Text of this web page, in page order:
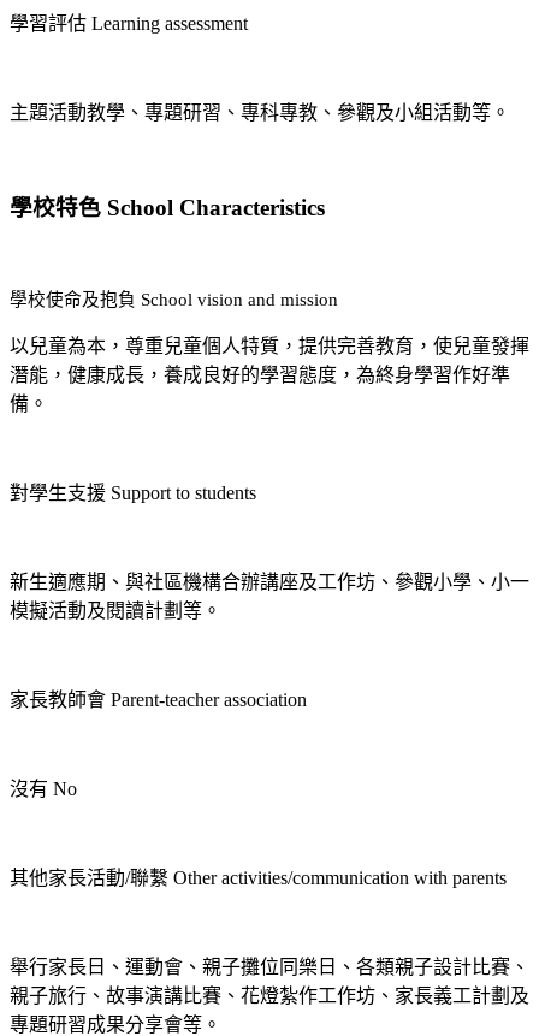
學習評估 Learning assessment
主題活動教學、專題研習、專科專教、參觀及小組活動等。
學校特色 School Characteristics
學校使命及抱負 School vision and mission
以兒童為本，尊重兒童個人特質，提供完善教育，使兒童發揮
潛能，健康成長，養成良好的學習態度，為終身學習作好準
備。
對學生支援 Support to students
新生適應期、與社區機構合辦講座及工作坊、參觀小學、小一
模擬活動及閱讀計劃等。
家長教師會 Parent-teacher association
沒有 No
其他家長活動/聯繫 Other activities/communication with parents
舉行家長日、運動會、親子攤位同樂日、各類親子設計比賽、
親子旅行、故事演講比賽、花燈紮作工作坊、家長義工計劃及
專題研習成果分享會等。